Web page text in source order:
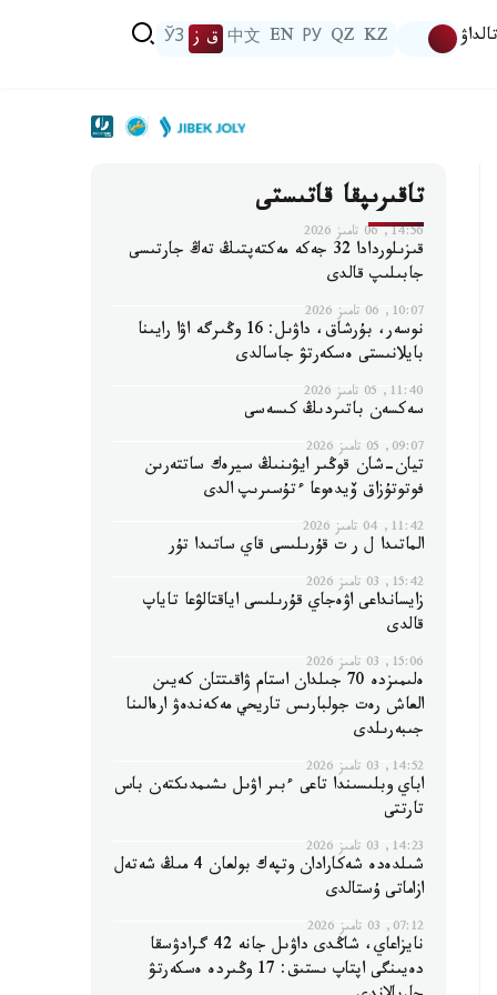
تالداۋ KZ
QZ
РУ
EN
中文 ق ز ЎЗ
تاقىرىپقا قاتىستى
14:56, 06 تامىز 2026
قىزىلوردادا 32 جەكە مەكتەپتىڭ تەڭ جارتىسى
جابىلىپ قالدى
10:07, 06 تامىز 2026
نوسەر، بۇرشاق، داۋىل: 16 وڭىرگە اۋا رايىنا
بايلانىستى ەسكەرتۋ جاسالدى
11:40, 05 تامىز 2026
سەكسەن باتىردىڭ كىسەسى
09:07, 05 تامىز 2026
تيان-شان قوڭىر ايۋىنىڭ سيرەك ساتتەرىن
فوتوتۇزاق ۆيدەوعا ءتۇسىرىپ الدى
11:42, 04 تامىز 2026
الماتىدا ل ر ت قۇرىلىسى قاي ساتىدا تۇر
15:42, 03 تامىز 2026
زايسانداعى اۋەجاي قۇرىلىسى اياقتالۋعا تاياپ
قالدى
15:06, 03 تامىز 2026
ەلىمىزدە 70 جىلدان استام ۋاقىتتان كەيىن
العاش رەت جولبارىس تاريحي مەكەندەۋ ارەالىنا
جىبەرىلدى
14:52, 03 تامىز 2026
اباي وبلىسىندا تاعى ءبىر اۋىل ىشىمدىكتەن باس
تارتتى
14:23, 03 تامىز 2026
شىلدەدە شەكارادان وتپەك بولعان 4 مىڭ شەتەل
ازاماتى ۇستالدى
07:12, 03 تامىز 2026
نايزاعاي، شاڭدى داۋىل جانە 42 گرادۋسقا
دەيىنگى اپتاپ ىستىق: 17 وڭىردە ەسكەرتۋ